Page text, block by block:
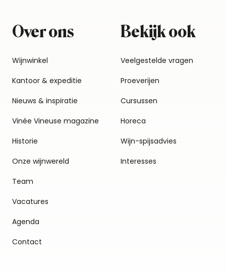
Over ons
Wijnwinkel
Kantoor & expeditie
Nieuws & inspiratie
Vinée Vineuse magazine
Historie
Onze wijnwereld
Team
Vacatures
Agenda
Contact
Bekijk ook
Veelgestelde vragen
Proeverijen
Cursussen
Horeca
Wijn-spijsadvies
Interesses